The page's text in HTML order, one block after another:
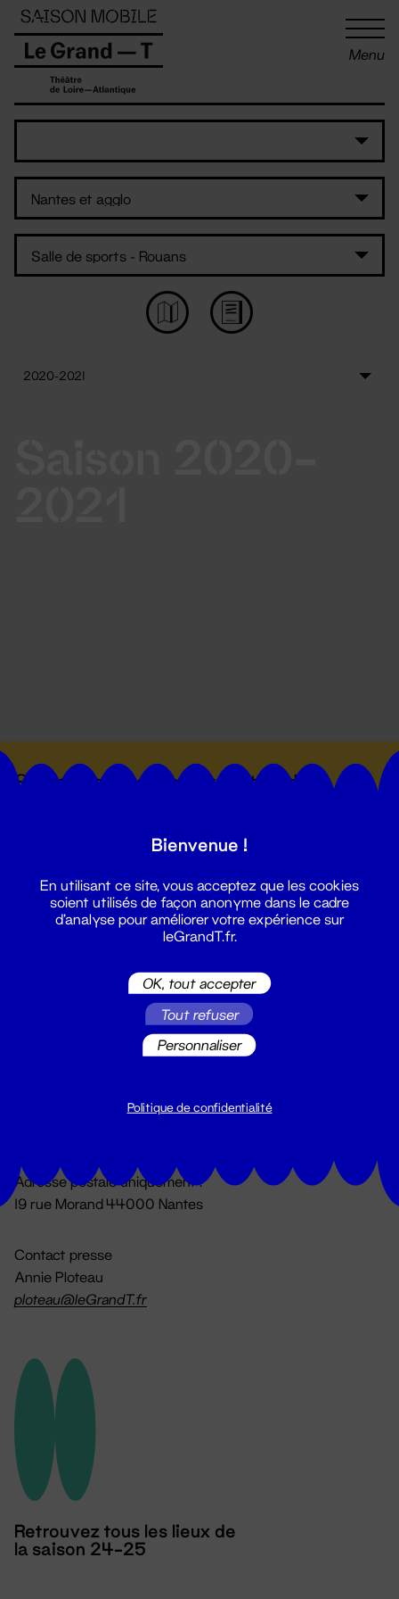
Menu
Suivez toutes les actualités du
Du lundi au vendredi 14h → 18h
Adresse postale uniquement :
19 rue Morand 44000 Nantes
Contact presse
Annie Ploteau
ploteau@leGrandT.fr
Retrouvez tous les lieux de
la saison 24-25
Panneau de gestion des cookies
Bienvenue !
En utilisant ce site, vous acceptez que les cookies
soient utilisés de façon anonyme dans le cadre
d'analyse pour améliorer votre expérience sur
leGrandT.fr.
OK, tout accepter
Tout refuser
Personnaliser
Politique de confidentialité